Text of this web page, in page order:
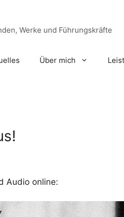
Werke und Führungskräfte
Über mich
Audio online: